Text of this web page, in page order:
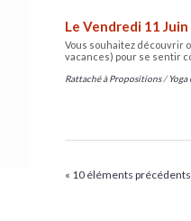
Le Vendredi 11
Vous souhaitez découvrir
vacances) pour se sentir
Rattaché à Propositions /
« 10 éléments précédents